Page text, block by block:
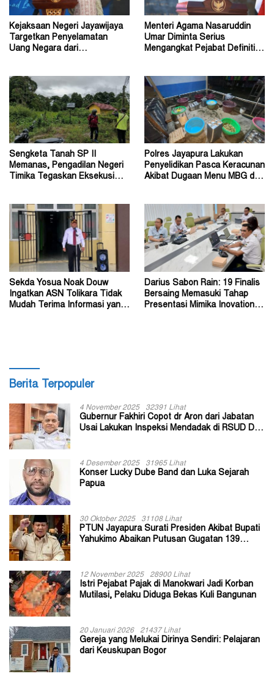
Kejaksaan Negeri Jayawijaya
Targetkan Penyelamatan
Uang Negara dari
Menteri Agama Nasaruddin
Umar Diminta Serius
Mengangkat Pejabat Definitif
Sengketa Tanah SP II
Memanas, Pengadilan Negeri
Timika Tegaskan Eksekusi
Polres Jayapura Lakukan
Penyelidikan Pasca Keracunan
Akibat Dugaan Menu MBG di
Sekda Yosua Noak Douw
Ingatkan ASN Tolikara Tidak
Mudah Terima Informasi yang
Darius Sabon Rain: 19 Finalis
Bersaing Memasuki Tahap
Presentasi Mimika Inovation
Berita Terpopuler
4 November 2025 32391 Lihat
Gubernur Fakhiri Copot dr Aron dari Jabatan
Usai Lakukan Inspeksi Mendadak di RSUD Dok
4 Desember 2025 31965 Lihat
Konser Lucky Dube Band dan Luka Sejarah
Papua
30 Oktober 2025 31108 Lihat
PTUN Jayapura Surati Presiden Akibat Bupati
Yahukimo Abaikan Putusan Gugatan 139
12 November 2025 28900 Lihat
Istri Pejabat Pajak di Manokwari Jadi Korban
Mutilasi, Pelaku Diduga Bekas Kuli Bangunan
20 Januari 2026 21437 Lihat
Gereja yang Melukai Dirinya Sendiri: Pelajaran
dari Keuskupan Bogor